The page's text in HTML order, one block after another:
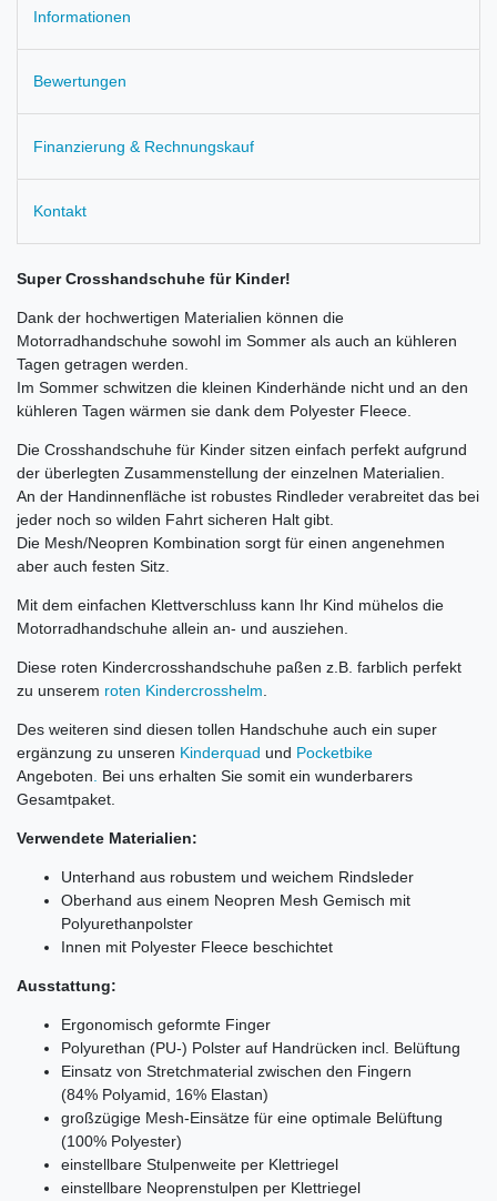
Informationen
Bewertungen
Finanzierung & Rechnungskauf
Kontakt
Super Crosshandschuhe für Kinder!
Dank der hochwertigen Materialien können die
Motorradhandschuhe sowohl im Sommer als auch an kühleren
Tagen getragen werden.
Im Sommer schwitzen die kleinen Kinderhände nicht und an den
kühleren Tagen wärmen sie dank dem Polyester Fleece.
Die Crosshandschuhe für Kinder sitzen einfach perfekt aufgrund
der überlegten Zusammenstellung der einzelnen Materialien.
An der Handinnenfläche ist robustes Rindleder verabreitet das bei
jeder noch so wilden Fahrt sicheren Halt gibt.
Die Mesh/Neopren Kombination sorgt für einen angenehmen
aber auch festen Sitz.
Mit dem einfachen Klettverschluss kann Ihr Kind mühelos die
Motorradhandschuhe allein an- und ausziehen.
Diese roten Kindercrosshandschuhe paßen z.B. farblich perfekt
zu unserem roten Kindercrosshelm
Des weiteren sind diesen tollen Handschuhe auch ein super
ergänzung zu unseren Kinderquad und Pocketbike
Angeboten
Bei uns erhalten Sie somit ein wunderbarers
Gesamtpaket.
Verwendete Materialien:
Unterhand aus robustem und weichem Rindsleder
Oberhand aus einem Neopren Mesh Gemisch mit
Polyurethanpolster
Innen mit Polyester Fleece beschichtet
Ausstattung:
Ergonomisch geformte Finger
Polyurethan (PU-) Polster auf Handrücken incl. Belüftung
Einsatz von Stretchmaterial zwischen den Fingern
(84% Polyamid, 16% Elastan)
großzügige Mesh-Einsätze für eine optimale Belüftung
(100% Polyester)
einstellbare Stulpenweite per Klettriegel
einstellbare Neoprenstulpen per Klettriegel